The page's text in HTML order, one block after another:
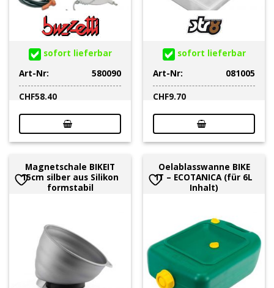
sofort lieferbar
Art-Nr:
580090
CHF58.40
sofort lieferbar
Art-Nr:
081005
CHF9.70
Magnetschale BIKEIT
15cm silber aus Silikon
formstabil
Oelablasswanne BIKE
IT – ECOTANICA (für 6L
Inhalt)